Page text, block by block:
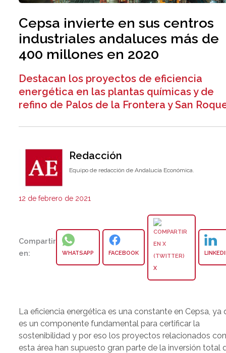
Cepsa invierte en sus centros
industriales andaluces más de
400 millones en 2020
Destacan los proyectos de eficiencia
energética en las plantas químicas y de
refino de Palos de la Frontera y San
Redacción
Equipo de redacción de Andalucía Económica.
12 de febrero de 2021
Compartir
en:
WHATSAPP FACEBOOK
X
La eficiencia energética es una constante en Cepsa, ya
es un componente fundamental para certificar la
sostenibilidad y por eso los proyectos relacionados
esta área han supuesto gran parte de la inversión total